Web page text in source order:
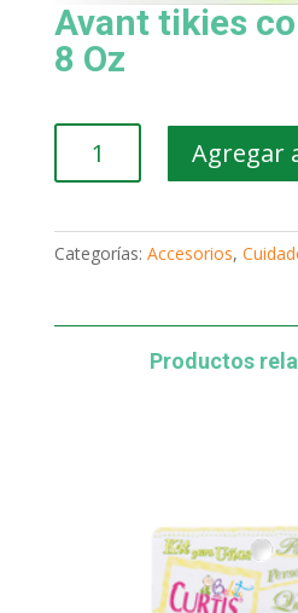
Avant tikies
8 Oz
8
Agregar
Categorías: Accesorios,
Productos